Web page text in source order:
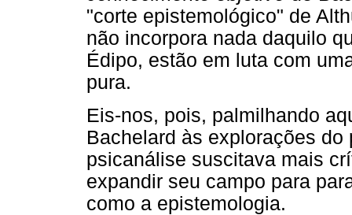
"corte epistemológico" de
não incorpora nada daquilo
Édipo, estão em luta com
pura.
Eis-nos, pois, palmilhando
Bachelard às explorações
psicanálise suscitava mais
expandir seu campo para
como a epistemologia.